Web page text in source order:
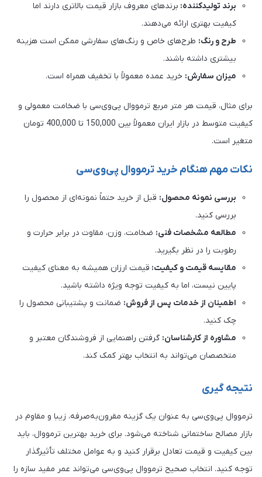
برند تولیدکننده: برندهای معروف بازار قیمت بالاتری دارند اما
کیفیت بهتری ارائه می‌دهند.
طرح و رنگ: طرح‌های خاص و رنگ‌های سفارشی ممکن است هزینه
بیشتری داشته باشند.
میزان سفارش: خرید عمده معمولاً با تخفیف همراه است.
برای مثال، قیمت هر متر مربع ترمووال پی‌وی‌سی با ضخامت معمولی و
کیفیت متوسط در بازار ایران معمولاً بین 150,000 تا 400,000 تومان
متغیر است.
نکات مهم هنگام خرید ترمووال پی‌وی‌سی
بررسی نمونه محصول: قبل از خرید حتماً نمونه‌ای از محصول را
بررسی کنید.
مطالعه مشخصات فنی: ضخامت، وزن، مقاوت در برابر حرارت و
رطوبت را در نظر بگیرید.
مقایسه قیمت و کیفیت: قیمت ارزان همیشه به معنای کیفیت
پایین نیست، اما به کیفیت توجه ویژه داشته باشید.
اطمینان از خدمات پس از فروش: ضمانت و پشتیبانی محصول را
چک کنید.
مشاوره از کارشناسان: گرفتن راهنمایی از فروشندگان معتبر و
متخصصان می‌تواند به انتخاب بهتر کمک کند.
نتیجه گیری
ترمووال پی‌وی‌سی به عنوان یک گزینه مقرون‌به‌صرفه، زیبا و مقاوم در
بازار مصالح ساختمانی شناخته می‌شود. برای خرید بهترین ترمووال، باید
بین کیفیت و قیمت تعادل برقرار کنید و به عوامل مختلف تأثیرگذار
توجه کنید. انتخاب صحیح ترمووال پی‌وی‌سی می‌تواند عمر مفید سازه را